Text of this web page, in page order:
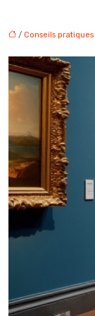
/ Conseils pratiques